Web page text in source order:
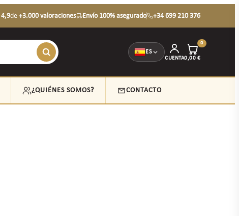
4,9de +3.000 valoraciones Envío 100% asegurado +34 699 210 376
ES
CUENTA
0
0,00 €
¿QUIÉNES SOMOS? CONTACTO